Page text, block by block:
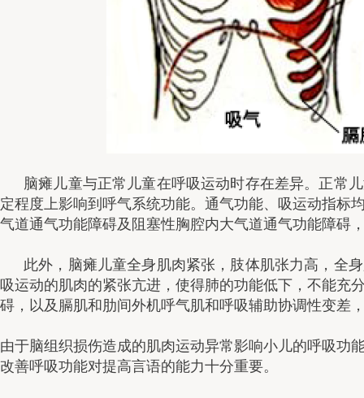
脑瘫儿童与正常儿童在呼吸运动时存在差异。正常
定程度上影响到呼气系统功能。通气功能、吸运动指标
气道通气功能障碍及阻塞性胸腔内大气道通气功能障碍
此外，脑瘫儿童全身肌肉紧张，肢体肌张力高，全
吸运动的肌肉的紧张亢进，使得肺的功能低下，不能充
碍，以及膈肌和肋间外机呼气肌和呼吸辅助协调性变差
由于脑组织损伤造成的肌肉运动异常影响小儿的呼吸功
改善呼吸功能对提高言语的能力十分重要。